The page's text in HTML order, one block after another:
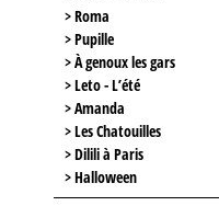
> Roma
> Pupille
> À genoux les gars
> Leto - L’été
> Amanda
> Les Chatouilles
> Dilili à Paris
> Halloween